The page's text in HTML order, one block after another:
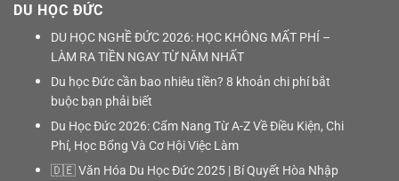
DU HỌC ĐỨC
DU HỌC NGHỀ ĐỨC 2026: HỌC KHÔNG MẤT PHÍ –
LÀM RA TIỀN NGAY TỪ NĂM NHẤT
Du học Đức cần bao nhiêu tiền? 8 khoản chi phí bắt
buộc bạn phải biết
Du Học Đức 2026: Cẩm Nang Từ A-Z Về Điều Kiện, Chi
Phí, Học Bổng Và Cơ Hội Việc Làm
🇩🇪 Văn Hóa Du Học Đức 2025 | Bí Quyết Hòa Nhập